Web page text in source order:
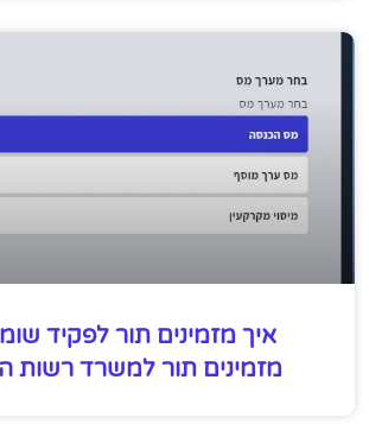
איך מזמינים תור לפקיד
מזמינים תור למשרד רשות